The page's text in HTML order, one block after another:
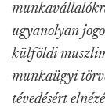
ugyanolyan
külföldi
munkaügyi
tévedésért